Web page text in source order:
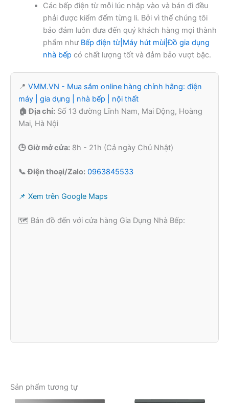
Các bếp điện từ mỗi lúc nhập vào và bán đi đều
phải được kiểm đếm từng li. Bởi vì thế chúng tôi
bảo đảm luôn đưa đến quý khách hàng mọi thành
phẩm như Bếp điện từ|Máy hút mùi|Đồ gia dụng
nhà bếp có chất lượng tốt và đảm bảo vượt bậc.
📍 VMM.VN - Mua sắm online hàng chính hãng: điện
máy | gia dụng | nhà bếp | nội thất
🏠 Địa chỉ: Số 13 đường Lĩnh Nam, Mai Động, Hoàng
Mai, Hà Nội
🕒 Giờ mở cửa: 8h - 21h (Cả ngày Chủ Nhật)
📞 Điện thoại/Zalo: 0963845533
📌 Xem trên Google Maps
🗺️ Bản đồ đến với cửa hàng Gia Dụng Nhà Bếp:
Sản phẩm tương tự